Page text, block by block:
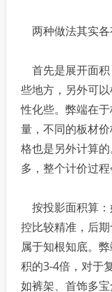
两种做法其实
首先是展开面
些地方，另外可
性化些。弊端在
量，不同的板材
格也是另外计算
多，整个计价过程
按投影面积算
控比较精准，后
属于知根知底。
积的3-4倍，对于
如裤架、首饰多宝